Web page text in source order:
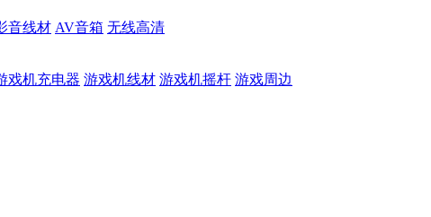
音线材 AV音箱 无线高清
戏机充电器 游戏机线材 游戏机摇杆 游戏周边